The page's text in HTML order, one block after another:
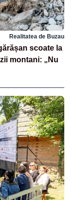
Realitatea de Buzau
scoate la
montani: „Nu